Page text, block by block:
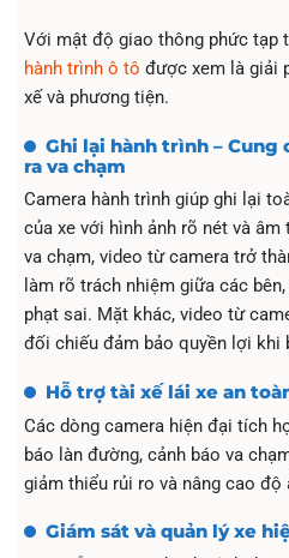
Với mật độ giao thông phức tạp
hành trình ô tô được xem là giải
xế và phương tiện.
Ghi lại hành trình – Cung
ra va chạm
Camera hành trình giúp ghi lại
của xe với hình ảnh rõ nét và âm
va chạm, video từ camera trở
làm rõ trách nhiệm giữa các
phạt sai. Mặt khác, video từ
đối chiếu đảm bảo quyền lợi khi
Hỗ trợ tài xế lái xe an
Các dòng camera hiện đại tích
báo làn đường, cảnh báo va
giảm thiểu rủi ro và nâng cao độ
Giám sát và quản lý xe